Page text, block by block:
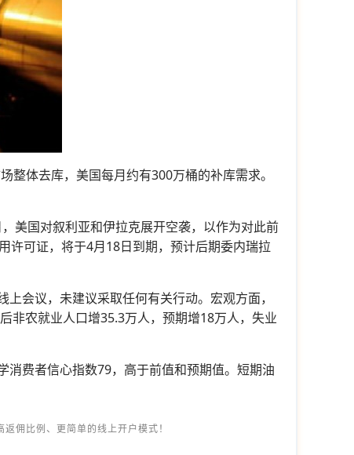
体去库，美国每月约有300万桶的补库需求。
美国对叙利亚和伊拉克展开空袭，以作为对此前
许可证，将于4月18日到期，预计后期委内瑞拉
会议，未建议采取任何有关行动。宏观方面，
非农就业人口增35.3万人，预期增18万人，失业
费者信心指数79，高于前值和预期值。短期油
佣比例、更简单的线上开户模式！